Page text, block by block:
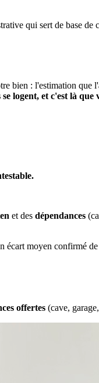
qui sert de base
bien : l'estimation que
logent, et c'est là que
et des dépendances
écart moyen confirmé de
offertes (cave,